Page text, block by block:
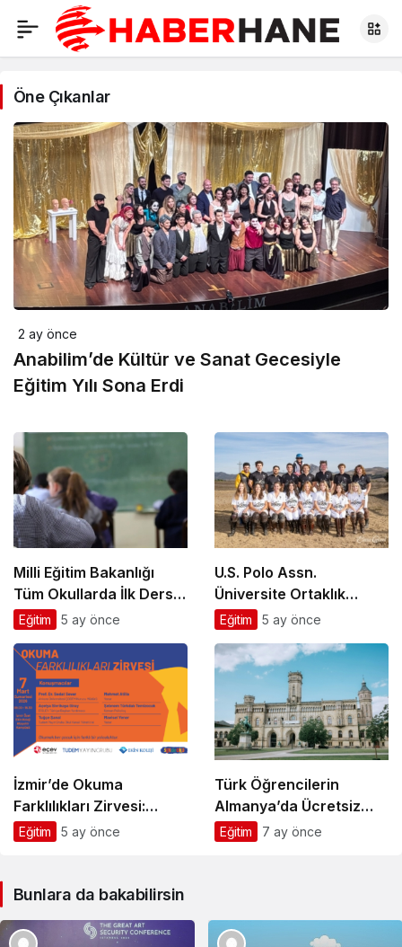
Öne Çıkanlar
2 ay önce
Anabilim’de Kültür ve Sanat Gecesiyle
Eğitim Yılı Sona Erdi
Milli Eğitim Bakanlığı
Tüm Okullarda İlk Dersi
Finansal Okuryazarlığa
Eğitim 5 ay önce
U.S. Polo Assn.
Üniversite Ortaklık
Programı 2026
Katılımla Genişliyor
Eğitim 5 ay önce
İzmir’de Okuma
Farklılıkları Zirvesi:
Neden Önemli?
Eğitim 5 ay önce
Türk Öğrencilerin
Almanya’da Ücretsiz
Eğitim ve Kariyer
Eğitim 7 ay önce
Bunlara da bakabilirsin